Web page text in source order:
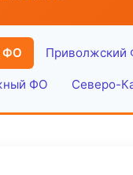
ФО Приволжский
ФО Северо-